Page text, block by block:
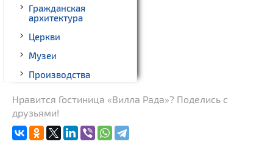
Гражданская
архитектура
Церкви
Музеи
Производства
Памятники геодезии
Памятники известным
людям
Нравится Гостиница «Вилла Рада»? Поделись с
друзьями!